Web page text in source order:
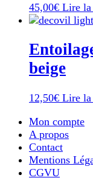
45,00€ Lire la
beige
12,50€ Lire la
Mon compte
A propos
Contact
Mentions
CGVU